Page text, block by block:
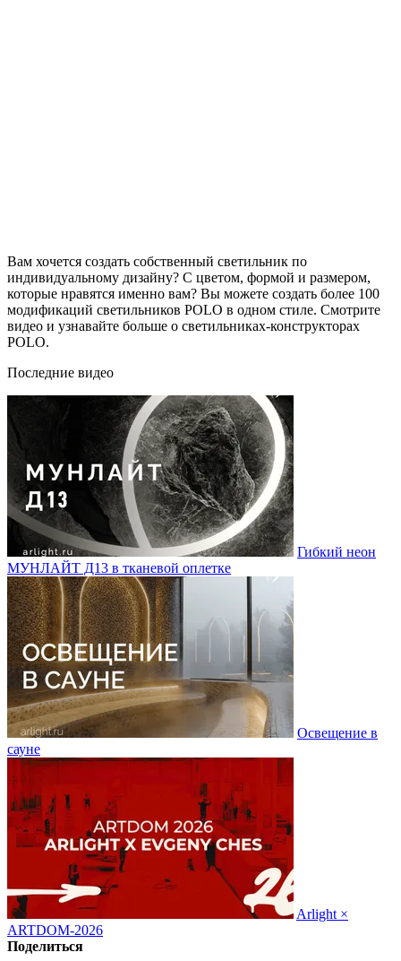
Вам хочется создать собственный светильник по
индивидуальному дизайну? С цветом, формой и размером,
которые нравятся именно вам? Вы можете создать более 100
модификаций светильников POLO в одном стиле. Смотрите
видео и узнавайте больше о светильниках-конструкторах
POLO.
Последние видео
Гибкий неон
МУНЛАЙТ Д13 в тканевой оплетке
Освещение в
сауне
Arlight ×
ARTDOM-2026
Поделиться